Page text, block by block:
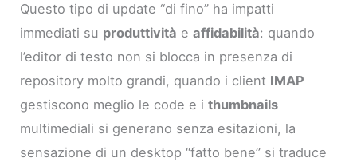
Questo tipo di update “di fino” ha impatti
immediati su produttività eaffidabilità: quando
l’editor di testo non si blocca in presenza di
repository molto grandi, quando i client IMAP
gestiscono meglio le code e ithumbnails
multimediali si generano senza esitazioni, la
sensazione di un desktop “fatto bene” si traduce